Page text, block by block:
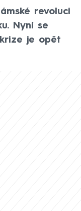
revoluci
Nyní se
je opět